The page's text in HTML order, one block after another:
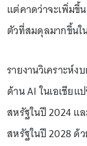
แต่คาดว่าจะเพิ่มขึ้
ตัวที่สมดุลมากขึ้นใ
รายงานวิเคราะห์ง
ด้าน AI ในเอเชีย
สหรัฐในปี 2024 แ
สหรัฐในปี 2028 ด้